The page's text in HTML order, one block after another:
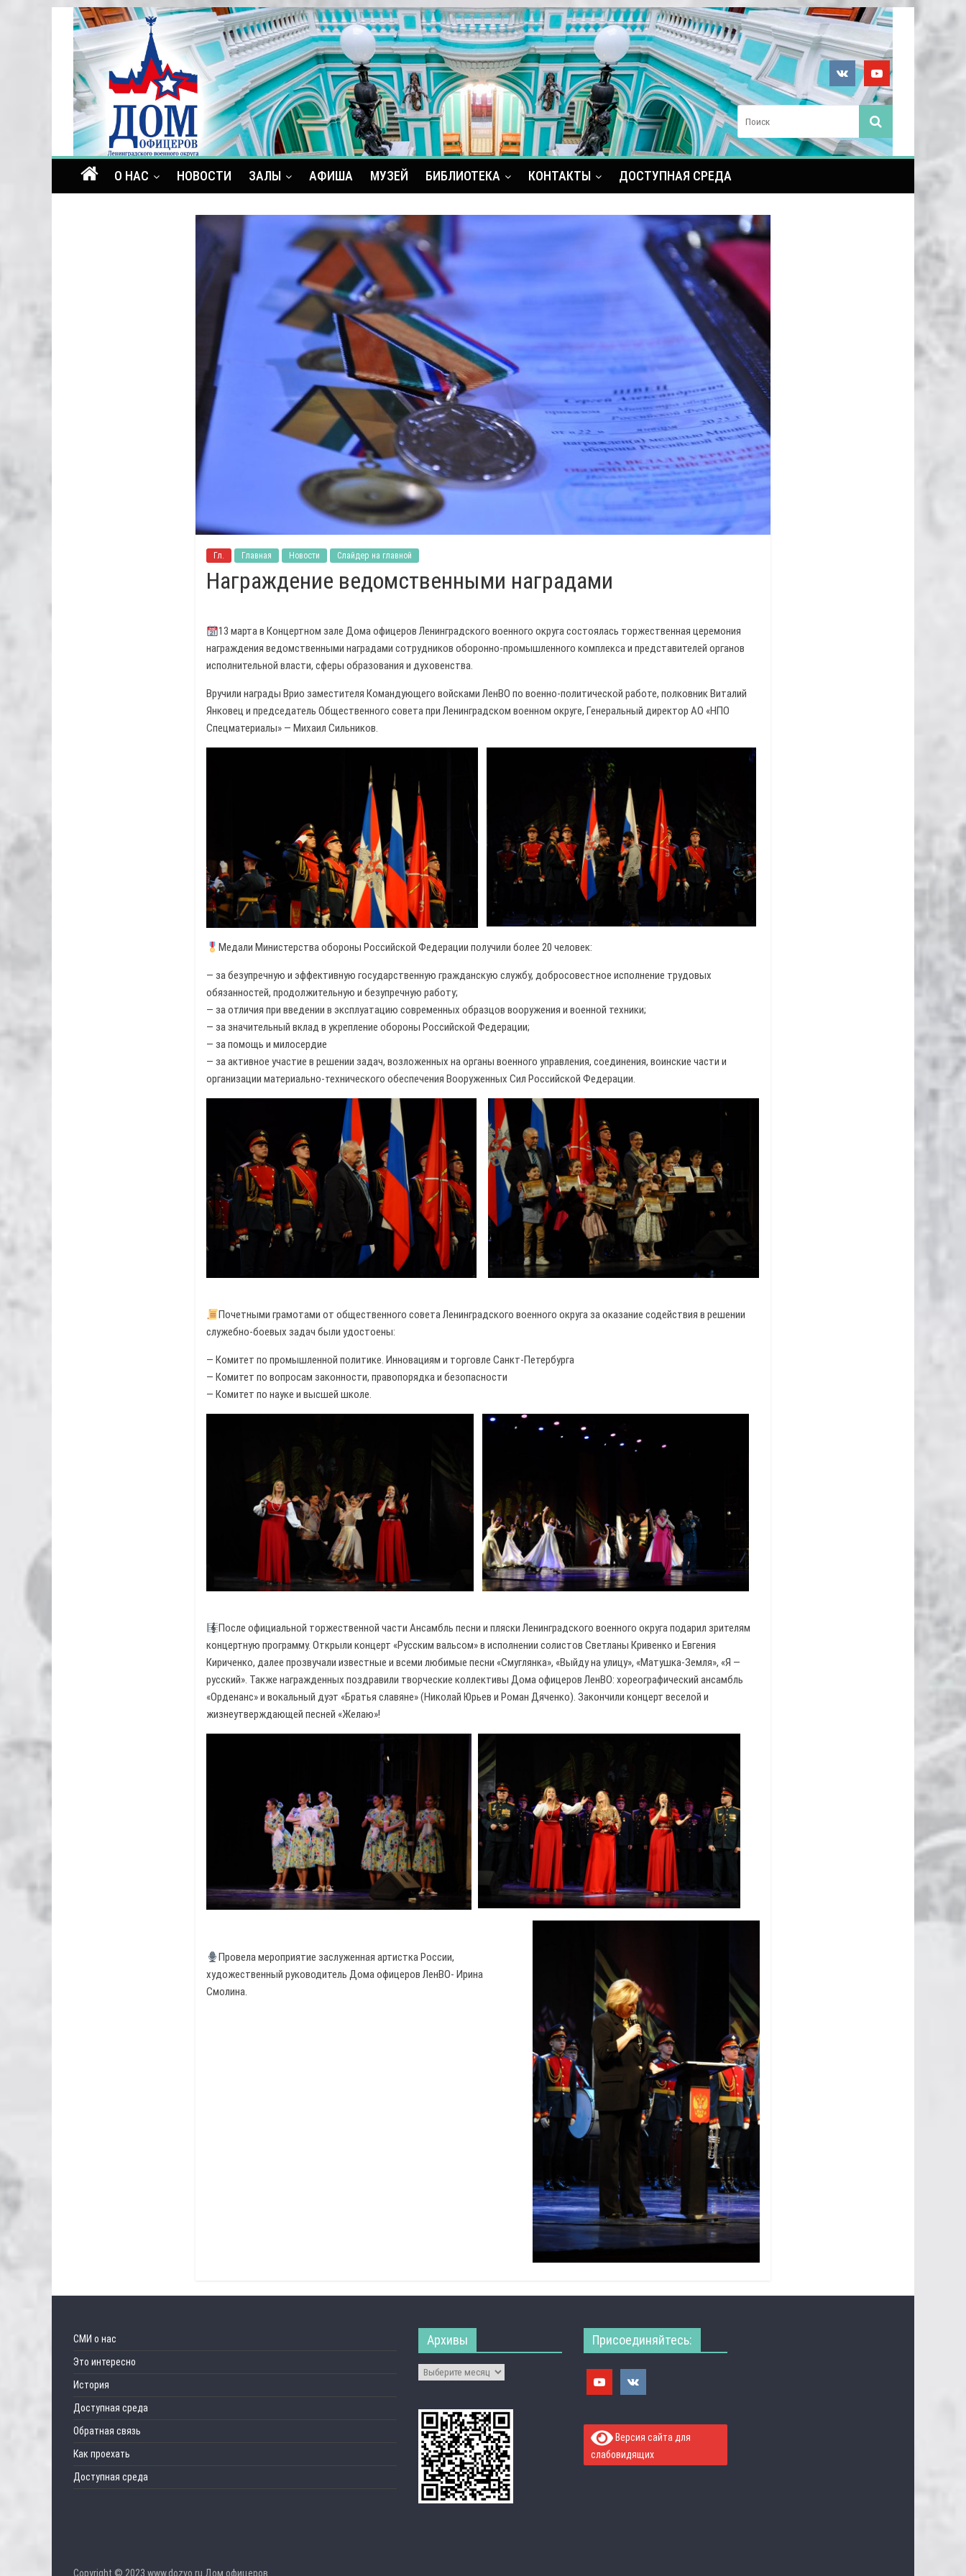
О НАС НОВОСТИ ЗАЛЫ АФИША МУЗЕЙ БИБЛИОТЕКА КОНТАКТЫ ДОСТУПНАЯ СРЕДА
Гл. Главная Новости Слайдер на главной
Награждение ведомственными наградами
13 марта в Концертном зале Дома офицеров Ленинградского военного округа состоялась торжественная церемония
награждения ведомственными наградами сотрудников оборонно-промышленного комплекса и представителей органов
исполнительной власти, сферы образования и духовенства.
Вручили награды Врио заместителя Командующего войсками ЛенВО по военно-политической работе, полковник Виталий
Янковец и председатель Общественного совета при Ленинградском военном округе, Генеральный директор АО «НПО
Спецматериалы» — Михаил Сильников.
Медали Министерства обороны Российской Федерации получили более 20 человек:
— за безупречную и эффективную государственную гражданскую службу, добросовестное исполнение трудовых
обязанностей, продолжительную и безупречную работу;
— за отличия при введении в эксплуатацию современных образцов вооружения и военной техники;
— за значительный вклад в укрепление обороны Российской Федерации;
— за помощь и милосердие
— за активное участие в решении задач, возложенных на органы военного управления, соединения, воинские части и
организации материально-технического обеспечения Вооруженных Сил Российской Федерации.
Почетными грамотами от общественного совета Ленинградского военного округа за оказание содействия в решении
служебно-боевых задач были удостоены:
— Комитет по промышленной политике. Инновациям и торговле Санкт-Петербурга
— Комитет по вопросам законности, правопорядка и безопасности
— Комитет по науке и высшей школе.
После официальной торжественной части Ансамбль песни и пляски Ленинградского военного округа подарил зрителям
концертную программу. Открыли концерт «Русским вальсом» в исполнении солистов Светланы Кривенко и Евгения
Кириченко, далее прозвучали известные и всеми любимые песни «Смуглянка», «Выйду на улицу», «Матушка-Земля», «Я —
русский». Также награжденных поздравили творческие коллективы Дома офицеров ЛенВО: хореографический ансамбль
«Орденанс» и вокальный дуэт «Братья славяне» (Николай Юрьев и Роман Дяченко). Закончили концерт веселой и
жизнеутверждающей песней «Желаю»!
Провела мероприятие заслуженная артистка России,
художественный руководитель Дома офицеров ЛенВО- Ирина
Смолина.
СМИ о нас
Это интересно
История
Доступная среда
Обратная связь
Как проехать
Доступная среда
Архивы Присоединяйтесь:
Версия сайта для
слабовидящих
Copyright © 2023 www.dozvo.ru Дом офицеров.